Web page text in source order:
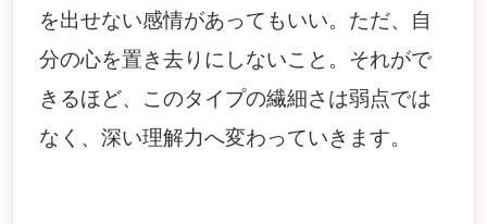
を出せない感情があってもいい。ただ、自
分の心を置き去りにしないこと。それがで
きるほど、このタイプの繊細さは弱点では
なく、深い理解力へ変わっていきます。